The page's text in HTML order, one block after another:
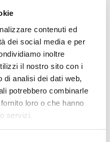
contenuti ed
dei social media e per
inoltre
il nostro sito con i
analisi dei dati web,
potrebbero combinarle
loro o che hanno
servizi.
PRODUKT
Vergleiche
105T
GT Schalldämpfer, mit